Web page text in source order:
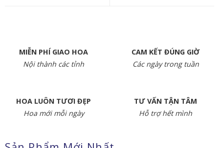
MIỄN PHÍ GIAO HOA
Nội thành các tỉnh
CAM KẾT ĐÚNG GIỜ
Các ngày trong tuần
HOA LUÔN TƯƠI ĐẸP
Hoa mới mỗi ngày
TƯ VẤN TẬN TÂM
Hỗ trợ hết mình